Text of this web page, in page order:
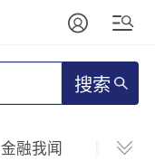
搜索
金融我闻 财新